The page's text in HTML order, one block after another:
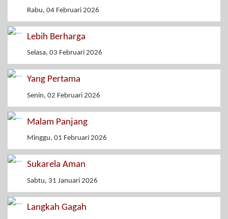
Rabu, 04 Februari 2026
Lebih Berharga
Selasa, 03 Februari 2026
Yang Pertama
Senin, 02 Februari 2026
Malam Panjang
Minggu, 01 Februari 2026
Sukarela Aman
Sabtu, 31 Januari 2026
Langkah Gagah